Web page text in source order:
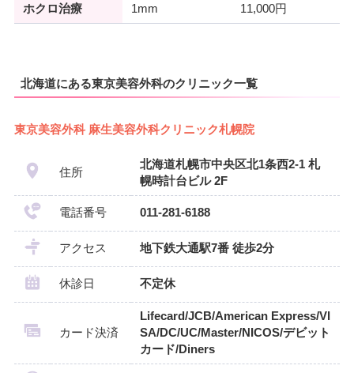
ホクロ治療 1mm 11,000円
北海道にある東京美容外科のクリニック一覧
東京美容外科 麻生美容外科クリニック札幌院
住所
北海道札幌市中央区北1条西2-1 札
幌時計台ビル 2F
電話番号 011-281-6188
アクセス 地下鉄大通駅7番 徒歩2分
休診日 不定休
カード決済
Lifecard/JCB/American Express/VI
SA/DC/UC/Master/NICOS/デビット
カード/Diners